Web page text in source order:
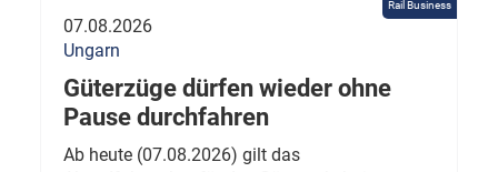
Rail Business
07.08.2026
Ungarn
Güterzüge dürfen wieder ohne
Pause durchfahren
Ab heute (07.08.2026) gilt das